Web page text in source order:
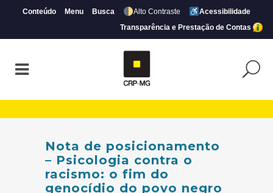
Conteúdo Menu Busca Alto Contraste
Acessibilidade
Transparência e Prestação de Contas
Nota de posicionamento
– Psicologia contra o
racismo: o fim do
genocídio do povo negro